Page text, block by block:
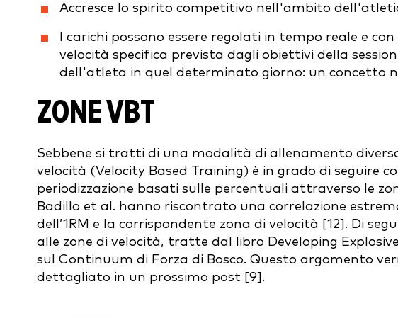
Accresce lo spirito competitivo nell'ambito
I carichi possono essere regolati in tempo reale e
velocità specifica prevista dagli obiettivi della
dell'atleta in quel determinato giorno: un concetto
ZONE VBT
Sebbene si tratti di una modalità di allenamento
velocità (Velocity Based Training) è in grado di seguire
periodizzazione basati sulle percentuali attraverso le
Badillo et al. hanno riscontrato una correlazione
dell’1RM e la corrispondente zona di velocità [12]. Di
alle zone di velocità, tratte dal libro Developing
sul Continuum di Forza di Bosco. Questo argomento
dettagliato in un prossimo post [9].